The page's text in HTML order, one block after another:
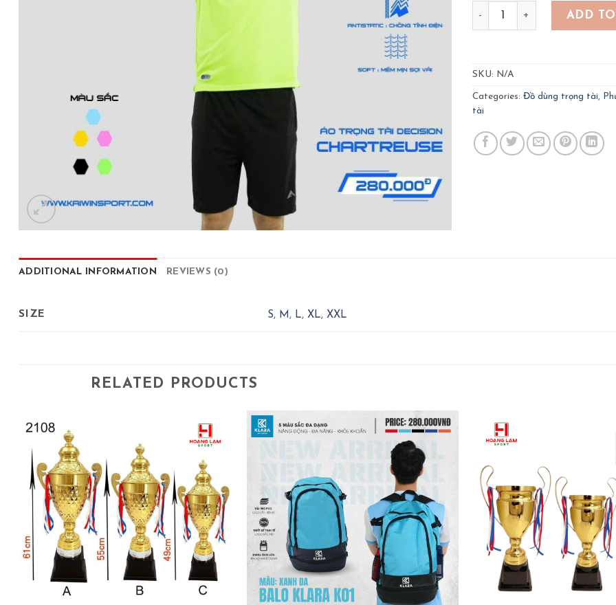
Quần áo trọng tài KaiWin
ADD
SKU: N/A
Categories: Đồ dùng trọng tài,
tài
ADDITIONAL INFORMATION REVIEWS (0)
SIZE S, M , L, XL, XXL
RELATED PRODUCTS